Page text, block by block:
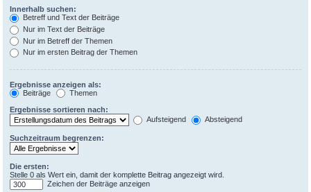
Innerhalb suchen:
Betreff und Text der Beiträge
Nur im Text der Beiträge
Nur im Betreff der Themen
Nur im ersten Beitrag der Themen
Ergebnisse anzeigen als:
Beiträge
Themen
Ergebnisse sortieren nach:
Aufsteigend
Absteigend
Suchzeitraum begrenzen:
Die ersten:
Stelle 0 als Wert ein, damit der komplette Beitrag angezeigt wird.
Zeichen der Beiträge anzeigen